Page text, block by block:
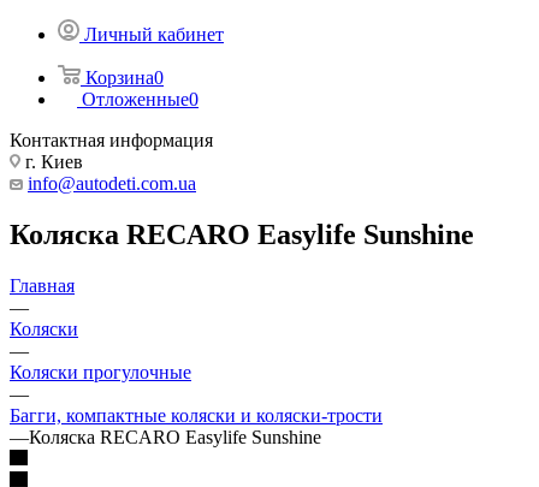
Личный кабинет
Корзина0
Отложенные0
Контактная информация
г. Киев
info@autodeti.com.ua
Коляска RECARO Easylife Sunshine
Главная
—
Коляски
—
Коляски прогулочные
—
Багги, компактные коляски и коляски-трости
—Коляска RECARO Easylife Sunshine